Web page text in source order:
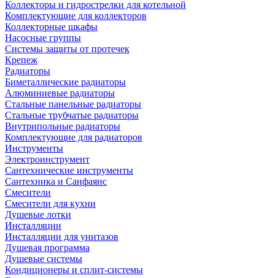
Коллекторы и гидрострелки для котельной
Комплектующие для коллекторов
Коллекторные шкафы
Насосные группы
Системы защиты от протечек
Крепеж
Радиаторы
Биметаллические радиаторы
Алюминиевые радиаторы
Стальные панельные радиаторы
Стальные трубчатые радиаторы
Внутрипольные радиаторы
Комплектующие для радиаторов
Инструменты
Электроинструмент
Сантехнические инструменты
Сантехника и Санфаянс
Смесители
Смесители для кухни
Душевые лотки
Инсталляции
Инсталляции для унитазов
Душевая программа
Душевые системы
Кондиционеры и сплит-системы